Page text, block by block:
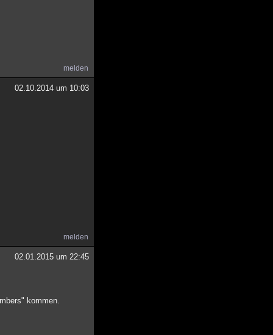
melden
02.10.2014 um 10:03
melden
02.01.2015 um 22:45
kommen.